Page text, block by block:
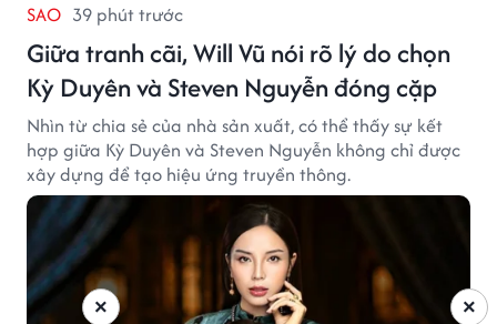
SAO 39 phút trước
Giữa tranh cãi, Will Vũ nói rõ lý do chọn
Kỳ Duyên và Steven Nguyễn đóng cặp
Nhìn từ chia sẻ của nhà sản xuất, có thể thấy sự kết
hợp giữa Kỳ Duyên và Steven Nguyễn không chỉ được
xây dựng để tạo hiệu ứng truyền thông.
×
×